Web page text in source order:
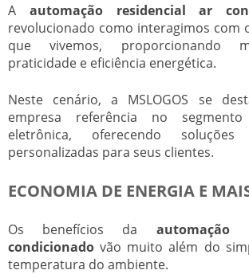
A automação residencial ar
revolucionado como interagimos com
que vivemos, proporcionando
praticidade e eficiência energética.
Neste cenário, a MSLOGOS se
empresa referência no
eletrônica, oferecendo
personalizadas para seus clientes.
ECONOMIA DE ENERGIA E
Os benefícios da automação
condicionado vão muito além do
temperatura do ambiente.